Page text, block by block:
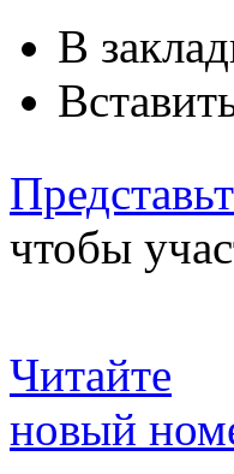
В
чтобы
Читайте
новый